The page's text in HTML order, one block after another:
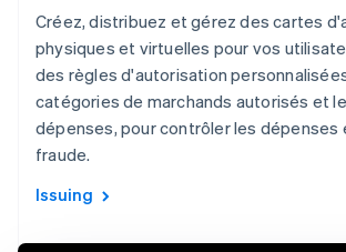
Créez, distribuez et gérez des cartes
physiques et virtuelles pour vos
des règles d'autorisation
catégories de marchands autorisés et
dépenses, pour contrôler les dépenses
fraude.
Issuing